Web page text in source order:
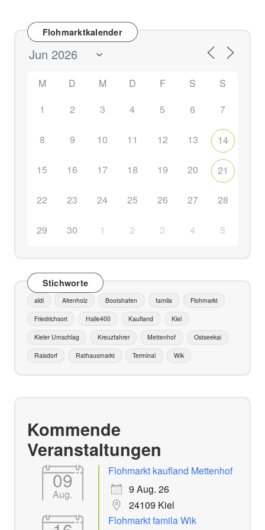
M
Flohmarktkalender
M D M D F S
S
1
2 3 4 5 6 7
8 9 10 11 12 13 14
15 16 17 18 19 20 21
22 23 24 25 26 27 28
29 30 1 2 3 4 5
Stichworte
aldi Altenholz Bootshafen famila Flohmarkt
Friedrichsort Halle400 Kaufland Kiel
Kieler Umschlag Kreuzfahrer Mettenhof Ostseekai
Raisdorf Rathausmarkt Terminal Wik
Kommende
Veranstaltungen
09
Aug.
Flohmarkt kaufland Mettenhof
9 Aug. 26
24109 Kiel
Flohmarkt famila Wik